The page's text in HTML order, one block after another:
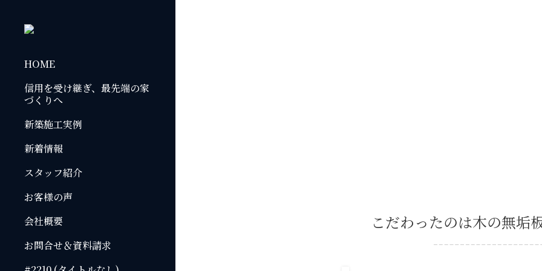
HOME
信用を受け継ぎ、最先端の家
づくりへ
新築施工実例
新着情報
スタッフ紹介
お客様の声
会社概要
お問合せ＆資料請求
こだわったのは木の無垢